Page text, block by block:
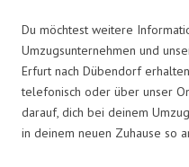
Du möchtest weitere
Umzugsunternehmen und
Erfurt nach Dübendorf
telefonisch oder über unser
darauf, dich bei deinem
in deinem neuen Zuhause so